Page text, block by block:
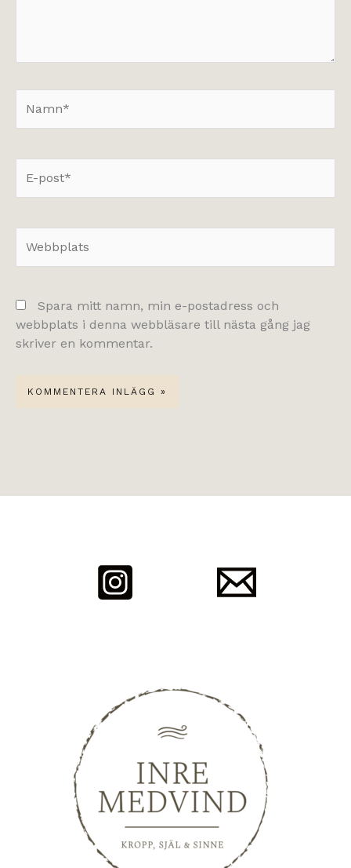
post*
Spara mitt namn, min e-postadress och
webbplats i denna webbläsare till nästa gång jag
skriver en kommentar.